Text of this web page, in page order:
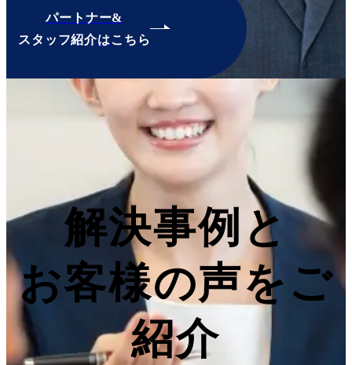
パートナー&
スタッフ紹介は こちら
解決事例と
お客様の声をご
紹介